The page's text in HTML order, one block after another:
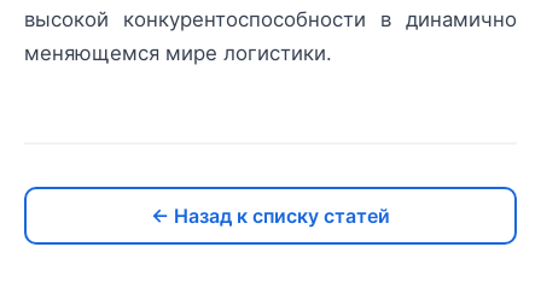
высокой конкурентоспособности в динамично
меняющемся мире логистики.
← Назад к списку статей